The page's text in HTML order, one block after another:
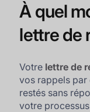
À quel
lettre de
Votre lettre de
vos rappels par
restés sans
votre